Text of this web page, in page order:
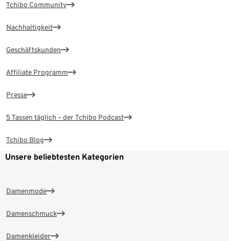
Tchibo Community
Nachhaltigkeit
Geschäftskunden
Affiliate Programm
Presse
5 Tassen täglich – der Tchibo Podcast
Tchibo Blog
Unsere beliebtesten Kategorien
Damenmode
Damenschmuck
Damenkleider